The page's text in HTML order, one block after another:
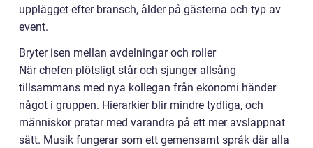
upplägget efter bransch, ålder på gästerna och typ av
event.
Bryter isen mellan avdelningar och roller
När chefen plötsligt står och sjunger allsång
tillsammans med nya kollegan från ekonomi händer
något i gruppen. Hierarkier blir mindre tydliga, och
människor pratar med varandra på ett mer avslappnat
sätt. Musik fungerar som ett gemensamt språk där alla